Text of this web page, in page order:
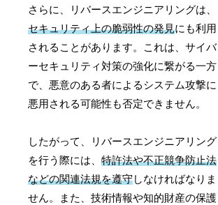
さらに、リバースエンジニアリングは、
セキュリティ上の脆弱性の発見にも利用
されることがあります。これは、サイバ
ーセキュリティ対策の強化に繋がる一方
で、悪意のある者によるシステム攻撃に
悪用される可能性も否定できません。
したがって、リバースエンジニアリング
を行う際には、特許法や不正競争防止法
などの関連法規を遵守しなければなりま
せん。また、技術情報や知的財産の保護